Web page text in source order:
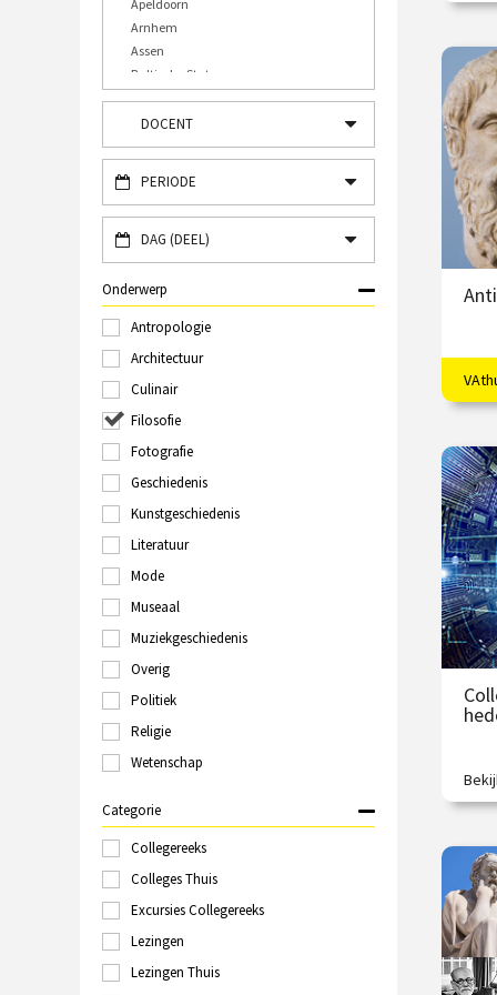
Apeldoorn
Arnhem
Assen
Baltische Staten
Bergen op Zoom
Bourtange
Bulgarije
Caïro
Den Bosch
Den Haag
Deventer
Diverse plaatsen
Doesburg
Dordrecht
Duitsland, Frankrijk en België
Enschede
Frankrijk
Groningen
Haarlem
Kampen
Kopenhagen
Leeuwarden
Leiden
Londen
Online
Polen
Rotterdam
Schiedam
Sittard
Tallinn
DOCENT
PERIODE
DAG (DEEL)
Onderwerp
Antropologie
Architectuur
Culinair
Filosofie
Fotografie
Geschiedenis
Kunstgeschiedenis
Literatuur
Mode
Museaal
Muziekgeschiedenis
Overig
Politiek
Religie
Wetenschap
Categorie
Collegereeks
Colleges Thuis
Excursies Collegereeks
Lezingen
Lezingen Thuis
/
Het
Wat
€
/